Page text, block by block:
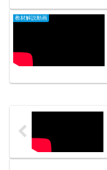
教材解説動画